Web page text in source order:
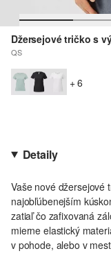
Džersejové tričko s
QS
+ 6
Detaily
Vaše nové džersejové
najobľúbenejším
zatiaľ čo zafixovaná
mierne elastický
v pohode, alebo v